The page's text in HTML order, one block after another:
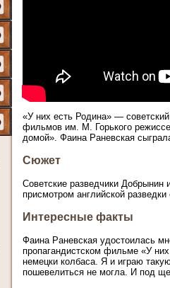
«У них есть Родина» —
фильмов им. М. Горького
домой». Фаина Раневская
Сюжет
Советские разведчики Добрынин
присмотром английской
Интересные факты
Фаина Раневская удостоилась
пропагандистском фильме «У
немецки колбаса. Я и играю
пошевелиться не могла. И под